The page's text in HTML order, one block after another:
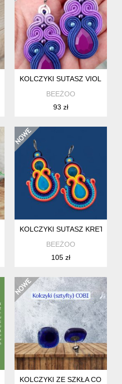
PLAIT
KOLCZYKI SUTASZ VIOLETTO
BEEŻOO
93 zł
KOLCZYKI SUTASZ KRETEAS
BEEŻOO
105 zł
ORIENT NR 19 ZE STALI
KOLCZYKI ZE SZKŁA COBI